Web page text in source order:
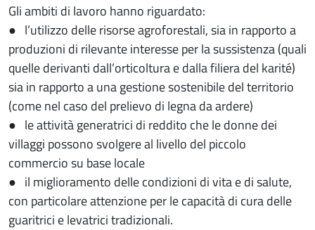
Gli ambiti di lavoro hanno riguardato:
● l’utilizzo delle risorse agroforestali, sia in rapporto a
produzioni di rilevante interesse per la sussistenza (quali
quelle derivanti dall’orticoltura e dalla filiera del karité)
sia in rapporto a una gestione sostenibile del territorio
(come nel caso del prelievo di legna da ardere)
● le attività generatrici di reddito che le donne dei
villaggi possono svolgere al livello del piccolo
commercio su base locale
● il miglioramento delle condizioni di vita e di salute,
con particolare attenzione per le capacità di cura delle
guaritrici e levatrici tradizionali.